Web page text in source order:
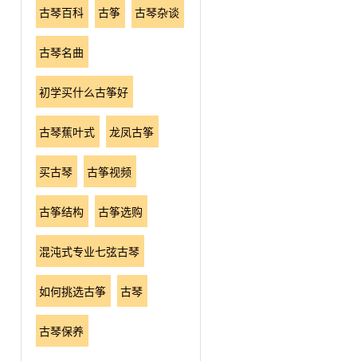
古琴百科 古筝 古琴杂谈
古琴名曲
初学买什么古筝好
古琴蕉叶式 龙凤古筝
买古琴 古筝视频
古筝结构 古筝选购
混沌式专业七弦古琴
如何挑选古筝 古琴
古琴保养